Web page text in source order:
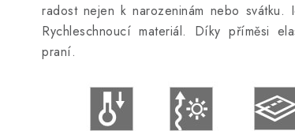
radost nejen k narozeninám nebo
Rychleschnoucí materiál. Díky příměsi
praní.